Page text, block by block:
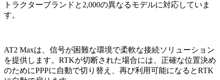
トラクターブランドと2,000の異なるモデルに対応していま
す。
AT2 Maxは、信号が困難な環境で柔軟な接続ソリューション
を提供します。RTKが切断された場合には、正確な位置決め
のためにPPPに自動で切り替え、再び利用可能になるとRTK